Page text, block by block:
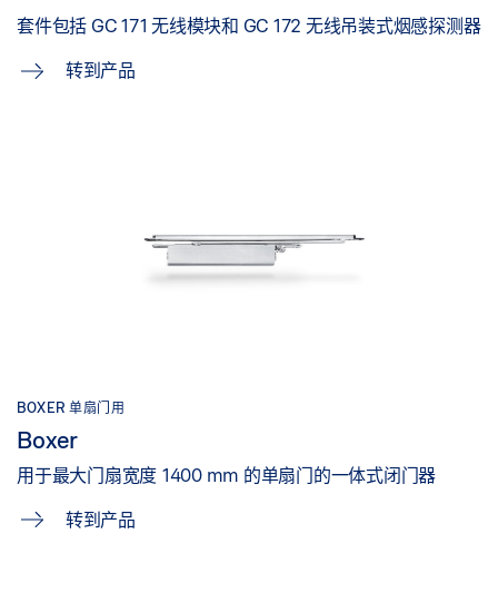
套件包括 GC 171 无线模块和 GC 172 无线吊装式烟感探测器
转到产品
BOXER 单扇门用
Boxer
用于最大门扇宽度 1400 mm 的单扇门的一体式闭门器
转到产品